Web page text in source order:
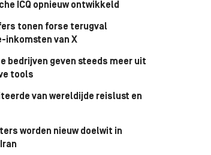
ICQ opnieuw ontwikkeld
tonen forse terugval
inkomsten van X
bedrijven geven steeds meer uit
tools
van wereldijde reislust en
worden nieuw doelwit in